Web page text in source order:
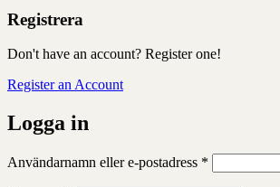
Registrera
Don't have an account? Register one!
Register an Account
Logga in
Användarnamn eller e-postadress *